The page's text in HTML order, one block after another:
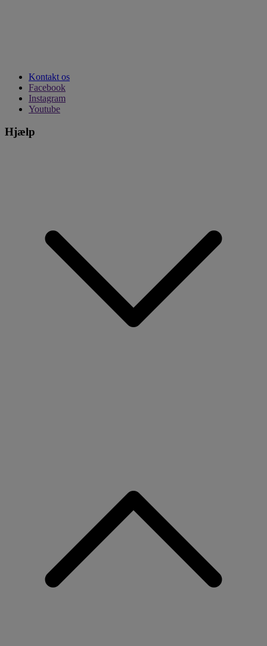
Kontakt os
Facebook
Instagram
Youtube
Hjælp